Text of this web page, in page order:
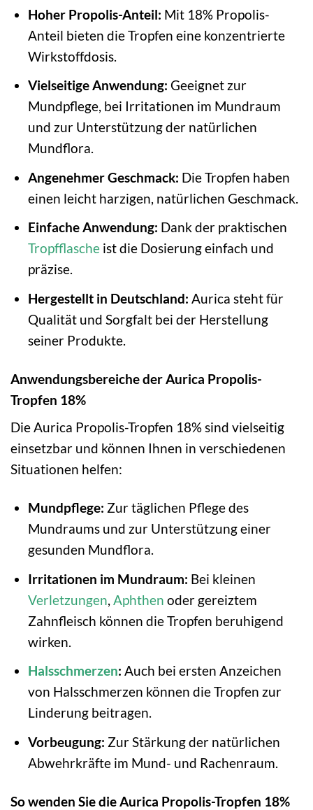
Hoher Propolis-Anteil: Mit 18% Propolis-
Anteil bieten die Tropfen eine konzentrierte
Wirkstoffdosis.
Vielseitige Anwendung: Geeignet zur
Mundpflege, bei Irritationen im Mundraum
und zur Unterstützung der natürlichen
Mundflora.
Angenehmer Geschmack: Die Tropfen haben
einen leicht harzigen, natürlichen Geschmack.
Einfache Anwendung: Dank der praktischen
Tropfflascheist die Dosierung einfach und
präzise.
Hergestellt in Deutschland: Aurica steht für
Qualität und Sorgfalt bei der Herstellung
seiner Produkte.
Anwendungsbereiche der Aurica Propolis-
Tropfen 18%
Die Aurica Propolis-Tropfen 18% sind vielseitig
einsetzbar und können Ihnen in verschiedenen
Situationen helfen:
Mundpflege: Zur täglichen Pflege des
Mundraums und zur Unterstützung einer
gesunden Mundflora.
Irritationen im Mundraum: Bei kleinen
Verletzungen, Aphthen oder gereiztem
Zahnfleisch können die Tropfen beruhigend
wirken.
Halsschmerzen: Auch bei ersten Anzeichen
von Halsschmerzen können die Tropfen zur
Linderung beitragen.
Vorbeugung: Zur Stärkung der natürlichen
Abwehrkräfte im Mund- und Rachenraum.
So wenden Sie die Aurica Propolis-Tropfen 18%